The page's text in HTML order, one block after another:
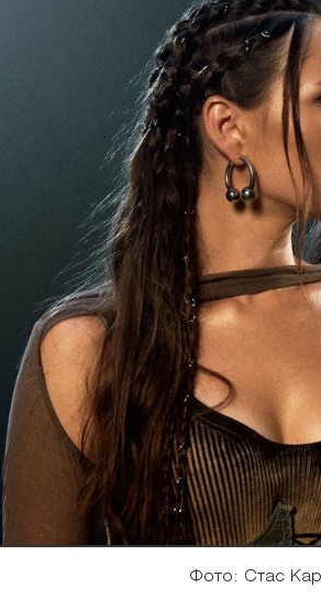
Фото: Стас